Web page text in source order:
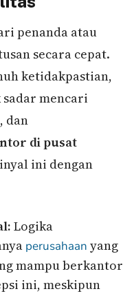
penanda atau
secara cepat.
ketidakpastian,
mencari
dan
di pusat
ini dengan
Logika
perusahaan yang
mampu berkantor
ini, meskipun